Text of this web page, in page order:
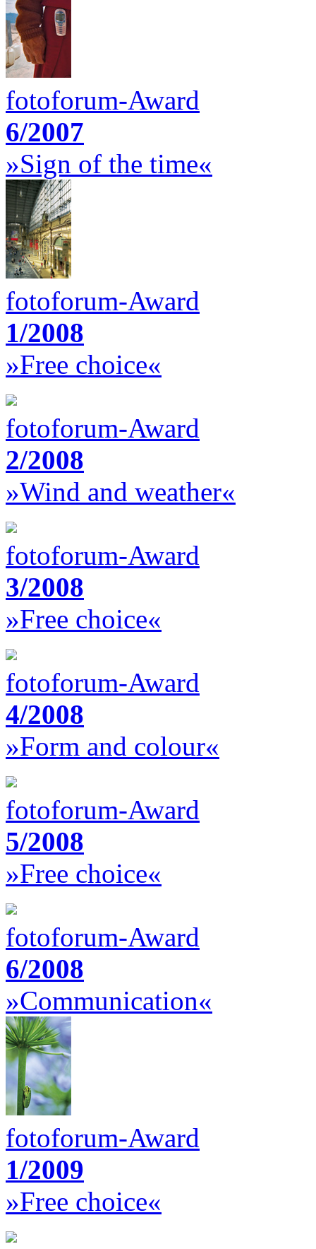
fotoforum-Award
6/2007
»Sign of the time«
fotoforum-Award
1/2008
»Free choice«
fotoforum-Award
2/2008
»Wind and weather«
fotoforum-Award
3/2008
»Free choice«
fotoforum-Award
4/2008
»Form and colour«
fotoforum-Award
5/2008
»Free choice«
fotoforum-Award
6/2008
»Communication«
fotoforum-Award
1/2009
»Free choice«